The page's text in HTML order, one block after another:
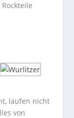
laufen nicht
von